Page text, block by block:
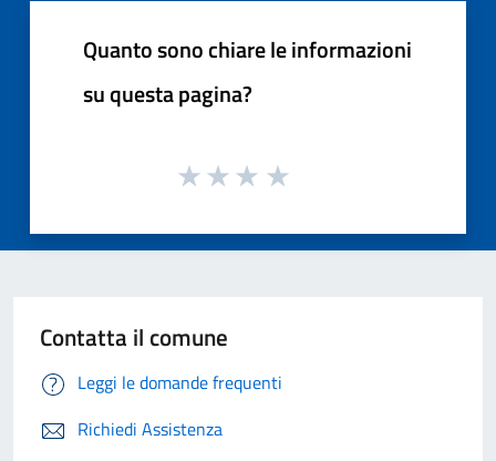
Quanto sono chiare le informazioni
su questa pagina?
Contatta il comune
Leggi le domande frequenti
Richiedi Assistenza